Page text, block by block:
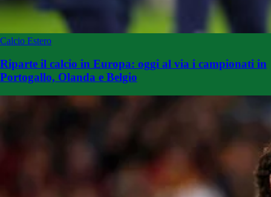
Calcio Estero
Riparte il calcio in Europa: oggi al via i campionati in
Portogallo, Olanda e Belgio